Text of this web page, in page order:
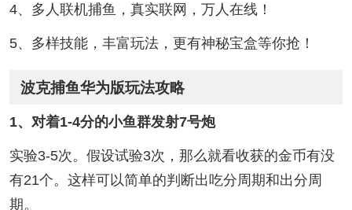
4、多人联机捕鱼，真实联网，万人在线！
5、多样技能，丰富玩法，更有神秘宝盒等你抢！
波克捕鱼华为版玩法攻略
1、对着1-4分的小鱼群发射7号炮
实验3-5次。假设试验3次，那么就看收获的金币有没
有21个。这样可以简单的判断出吃分周期和出分周
期。